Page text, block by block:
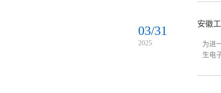
03/31
2025
安徽
为进
生电